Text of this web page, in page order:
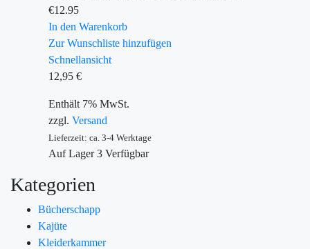
€12.95
In den Warenkorb
Zur Wunschliste hinzufügen
Schnellansicht
12,95 €
Enthält 7% MwSt.
zzgl. Versand
Lieferzeit: ca. 3-4 Werktage
Auf Lager3 Verfügbar
Kategorien
Bücherschapp
Kajüte
Kleiderkammer